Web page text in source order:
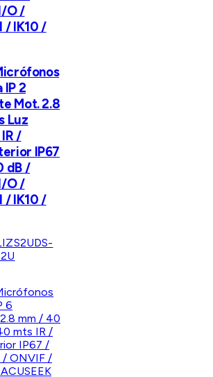
O /
/ IK10 /
IP 2
Mot. 2.8
Luz
/
IP67
dB /
O /
/ IK10 /
DS-